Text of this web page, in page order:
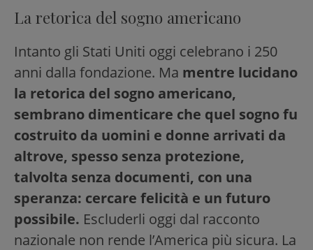
La retorica del sogno americano
Intanto gli Stati Uniti oggi celebrano i 250
anni dalla fondazione. Ma mentre lucidano
la retorica del sogno americano,
sembrano dimenticare che quel sogno fu
costruito da uomini e donne arrivati da
altrove, spesso senza protezione,
talvolta senza documenti, con una
speranza: cercare felicità e un futuro
possibile. Escluderli oggi dal racconto
nazionale non rende l’America più sicura. La